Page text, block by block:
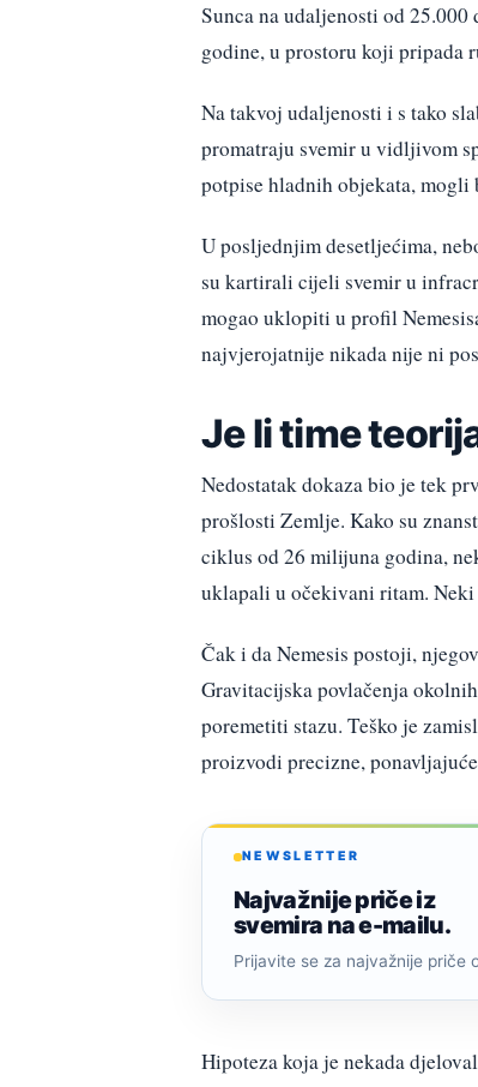
Sunca na udaljenosti od
godine, u prostoru koji pripada
Na takvoj udaljenosti i s tako
promatraju svemir u vidljivom
potpise hladnih objekata, mogli
U posljednjim desetljećima,
su kartirali cijeli svemir u
mogao uklopiti u profil
najvjerojatnije nikada nije ni
Je li time
Nedostatak dokaza bio je tek
prošlosti Zemlje. Kako su
ciklus od 26 milijuna godina,
uklapali u očekivani ritam.
Čak i da Nemesis postoji,
Gravitacijska povlačenja
poremetiti stazu. Teško je
proizvodi precizne,
NEWSLETTER
Najvažnije priče iz
svemira na e-mailu.
Prijavite se za najvažnije priče
Hipoteza koja je nekada